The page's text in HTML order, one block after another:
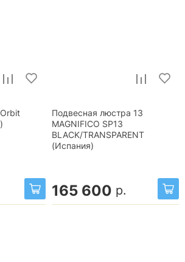
Подвесная люстра 13
MAGNIFICO SP13
BLACK/TRANSPARENT
(Испания)
165 600 р.